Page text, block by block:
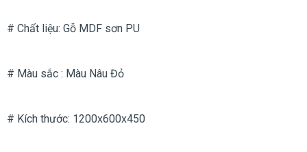
# Chất liệu: Gỗ MDF sơn PU
# Màu sắc : Màu Nâu Đỏ
# Kích thước: 1200x600x450